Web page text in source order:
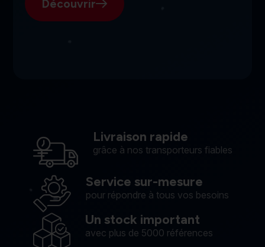
Découvrir
Livraison rapide
grâce à nos transporteurs fiables
Service sur-mesure
pour répondre à tous vos besoins
Un stock important
avec plus de 5000 références